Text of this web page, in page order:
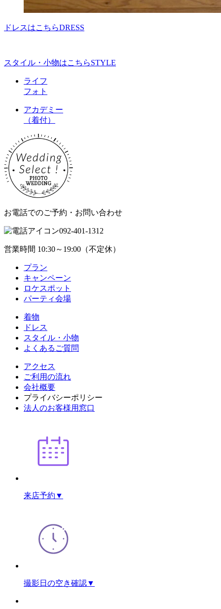
ドレスはこちらDRESS
スタイル・小物はこちらSTYLE
ライフ
フォト
アカデミー
（着付）
お電話でのご予約・お問い合わせ
092-401-1312
営業時間 10:30～19:00（不定休）
プラン
キャンペーン
ロケスポット
パーティ会場
着物
ドレス
スタイル・小物
よくあるご質問
アクセス
ご利用の流れ
会社概要
プライバシーポリシー
法人のお客様用窓口
来店予約 ▼
撮影日の空き確認▼